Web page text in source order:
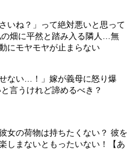
いね？」って絶対悪いと思って
畑に平然と踏み入る隣人…無
にモヤモヤが止まらない
ない…！」嫁が義母に怒り爆
言うけれど諦めるべき？
女の荷物は持ちたくない？ 彼を
しまないともったいない！【あ